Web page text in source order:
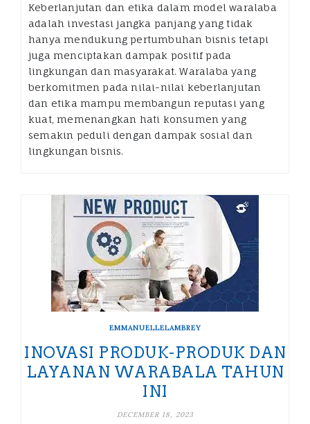
Keberlanjutan dan etika dalam model waralaba
adalah investasi jangka panjang yang tidak
hanya mendukung pertumbuhan bisnis tetapi
juga menciptakan dampak positif pada
lingkungan dan masyarakat. Waralaba yang
berkomitmen pada nilai-nilai keberlanjutan
dan etika mampu membangun reputasi yang
kuat, memenangkan hati konsumen yang
semakin peduli dengan dampak sosial dan
lingkungan bisnis.
EMMANUELLELAMBREY
INOVASI PRODUK-PRODUK DAN
LAYANAN WARABALA TAHUN
INI
DECEMBER 18, 2023